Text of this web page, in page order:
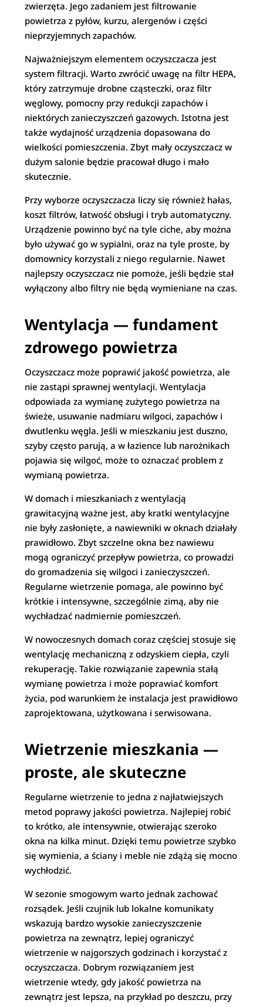
zwierzęta. Jego zadaniem jest filtrowanie
powietrza z pyłów, kurzu, alergenów i części
nieprzyjemnych zapachów.
Najważniejszym elementem oczyszczacza jest
system filtracji. Warto zwrócić uwagę na filtr HEPA,
który zatrzymuje drobne cząsteczki, oraz filtr
węglowy, pomocny przy redukcji zapachów i
niektórych zanieczyszczeń gazowych. Istotna jest
także wydajność urządzenia dopasowana do
wielkości pomieszczenia. Zbyt mały oczyszczacz w
dużym salonie będzie pracował długo i mało
skutecznie.
Przy wyborze oczyszczacza liczy się również hałas,
koszt filtrów, łatwość obsługi i tryb automatyczny.
Urządzenie powinno być na tyle ciche, aby można
było używać go w sypialni, oraz na tyle proste, by
domownicy korzystali z niego regularnie. Nawet
najlepszy oczyszczacz nie pomoże, jeśli będzie stał
wyłączony albo filtry nie będą wymieniane na czas.
Wentylacja — fundament
zdrowego powietrza
Oczyszczacz może poprawić jakość powietrza, ale
nie zastąpi sprawnej wentylacji. Wentylacja
odpowiada za wymianę zużytego powietrza na
świeże, usuwanie nadmiaru wilgoci, zapachów i
dwutlenku węgla. Jeśli w mieszkaniu jest duszno,
szyby często parują, a w łazience lub narożnikach
pojawia się wilgoć, może to oznaczać problem z
wymianą powietrza.
W domach i mieszkaniach z wentylacją
grawitacyjną ważne jest, aby kratki wentylacyjne
nie były zasłonięte, a nawiewniki w oknach działały
prawidłowo. Zbyt szczelne okna bez nawiewu
mogą ograniczyć przepływ powietrza, co prowadzi
do gromadzenia się wilgoci i zanieczyszczeń.
Regularne wietrzenie pomaga, ale powinno być
krótkie i intensywne, szczególnie zimą, aby nie
wychładzać nadmiernie pomieszczeń.
W nowoczesnych domach coraz częściej stosuje się
wentylację mechaniczną z odzyskiem ciepła, czyli
rekuperację. Takie rozwiązanie zapewnia stałą
wymianę powietrza i może poprawiać komfort
życia, pod warunkiem że instalacja jest prawidłowo
zaprojektowana, użytkowana i serwisowana.
Wietrzenie mieszkania —
proste, ale skuteczne
Regularne wietrzenie to jedna z najłatwiejszych
metod poprawy jakości powietrza. Najlepiej robić
to krótko, ale intensywnie, otwierając szeroko
okna na kilka minut. Dzięki temu powietrze szybko
się wymienia, a ściany i meble nie zdążą się mocno
wychłodzić.
W sezonie smogowym warto jednak zachować
rozsądek. Jeśli czujnik lub lokalne komunikaty
wskazują bardzo wysokie zanieczyszczenie
powietrza na zewnątrz, lepiej ograniczyć
wietrzenie w najgorszych godzinach i korzystać z
oczyszczacza. Dobrym rozwiązaniem jest
wietrzenie wtedy, gdy jakość powietrza na
zewnątrz jest lepsza, na przykład po deszczu, przy